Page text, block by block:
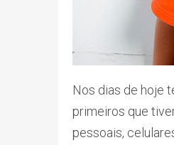
Nos dias de hoje
primeiros que
pessoais,